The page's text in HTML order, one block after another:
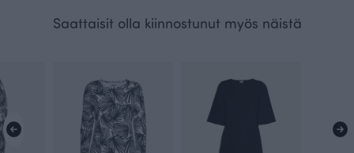
Saattaisit olla kiinnostunut myös näistä